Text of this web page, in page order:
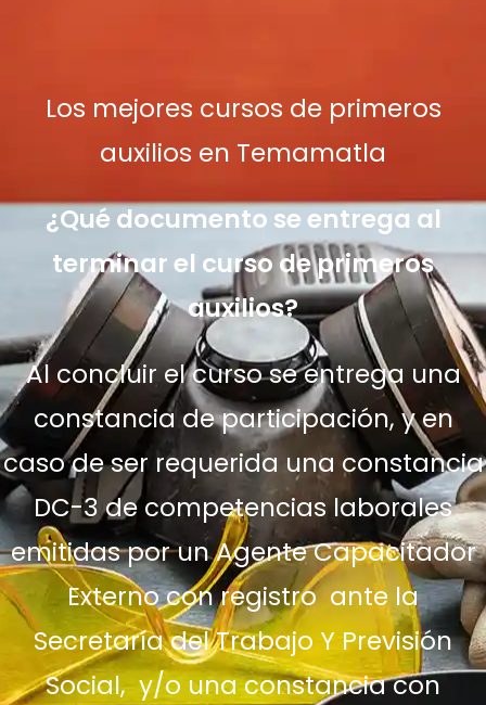
Los mejores cursos de primeros
auxilios en Temamatla
¿Qué documento se entrega al
terminar el curso de primeros
auxilios?
Al concluir el curso se entrega una
constancia de participación, y en
caso de ser requerida una constancia
DC-3 de competencias laborales
emitidas por un Agente Capacitador
Externo con registro ante la
Secretaría del Trabajo Y Previsión
Social, y/o una constancia con